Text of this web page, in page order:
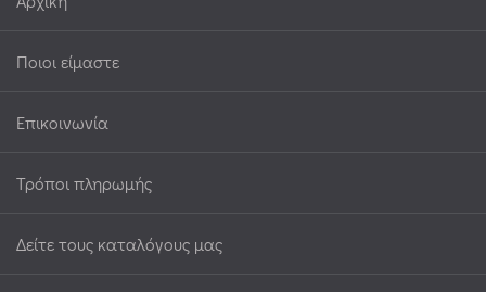
Ποιοι είμαστε
Επικοινωνία
Τρόποι πληρωμής
Δείτε τους καταλόγους μας